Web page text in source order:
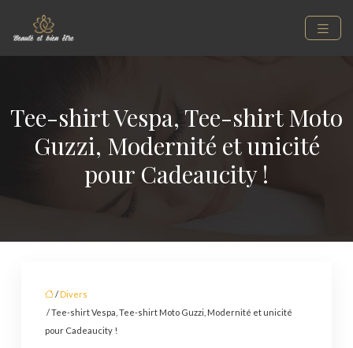
Tee-shirt Vespa, Tee-shirt Moto
Guzzi, Modernité et unicité
pour Cadeaucity !
/ Divers
/ Tee-shirt Vespa, Tee-shirt Moto Guzzi, Modernité et unicité
pour Cadeaucity !